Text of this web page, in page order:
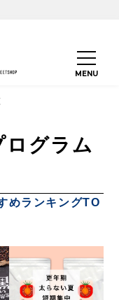
ログラム
めランキングTO